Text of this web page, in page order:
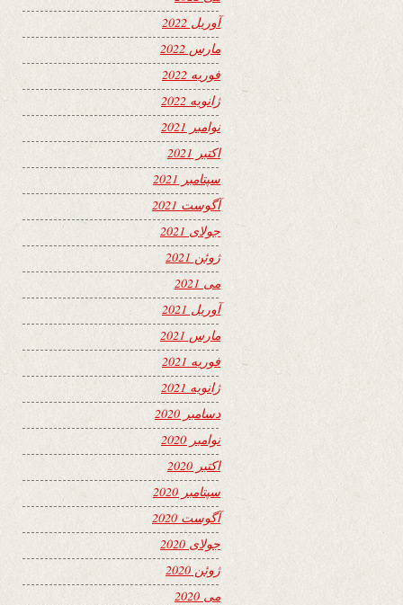
آوریل 2022
مارس 2022
فوریه 2022
ژانویه 2022
نوامبر 2021
اکتبر 2021
سپتامبر 2021
آگوست 2021
جولای 2021
ژوئن 2021
می 2021
آوریل 2021
مارس 2021
فوریه 2021
ژانویه 2021
دسامبر 2020
نوامبر 2020
اکتبر 2020
سپتامبر 2020
آگوست 2020
جولای 2020
ژوئن 2020
می 2020